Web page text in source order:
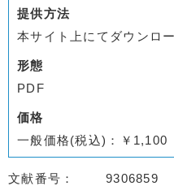
提供方法
本サイト上にてダウンロ
形態
PDF
価格
一般価格(税込)：￥1,100
文献番号
9306859